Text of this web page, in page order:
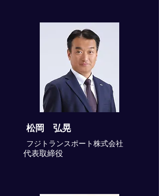
松岡 弘晃
フジトランスポート株式会社
代表取締役